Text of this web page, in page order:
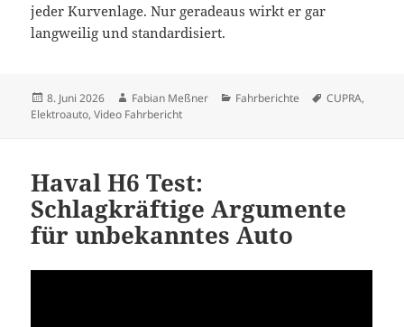
jeder Kurvenlage. Nur geradeaus wirkt er gar
langweilig und standardisiert.
Veröffentlicht
am
8. Juni 2026 Autor
Fabian Meßner Kategorien
Fahrberichte Schlagwörter
CUPRA,
Elektroauto,Video Fahrbericht
Haval H6 Test:
Schlagkräftige Argumente
für unbekanntes Auto